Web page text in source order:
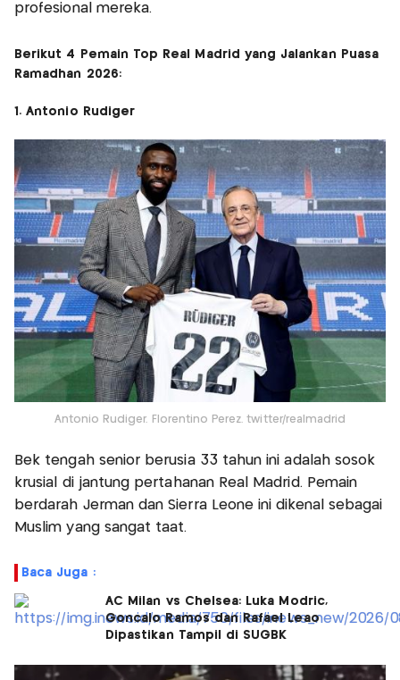
profesional mereka.
Berikut 4 Pemain Top Real Madrid yang Jalankan Puasa
Ramadhan 2026:
1. Antonio Rudiger
Antonio Rudiger. Florentino Perez. twitter/realmadrid
Bek tengah senior berusia 33 tahun ini adalah sosok
krusial di jantung pertahanan Real Madrid. Pemain
berdarah Jerman dan Sierra Leone ini dikenal sebagai
Muslim yang sangat taat.
Baca Juga :
AC Milan vs Chelsea: Luka Modric,
Goncalo Ramos dan Rafael Leao
Dipastikan Tampil di SUGBK